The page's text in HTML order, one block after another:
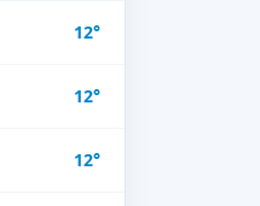
12°
12°
12°